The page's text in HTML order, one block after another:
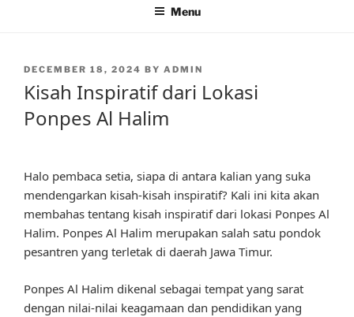
Menu
POSTED
ON
DECEMBER 18, 2024 BY ADMIN
Kisah Inspiratif dari Lokasi
Ponpes Al Halim
Halo pembaca setia, siapa di antara kalian yang suka
mendengarkan kisah-kisah inspiratif? Kali ini kita akan
membahas tentang kisah inspiratif dari lokasi Ponpes Al
Halim. Ponpes Al Halim merupakan salah satu pondok
pesantren yang terletak di daerah Jawa Timur.
Ponpes Al Halim dikenal sebagai tempat yang sarat
dengan nilai-nilai keagamaan dan pendidikan yang